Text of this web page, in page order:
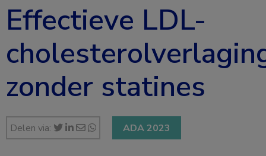
Effectieve LDL-
zonder statines
Delen via: ADA 2023